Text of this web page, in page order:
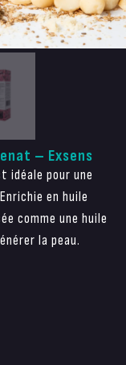
– Exsens
idéale pour une
en huile
comme une huile
la peau.